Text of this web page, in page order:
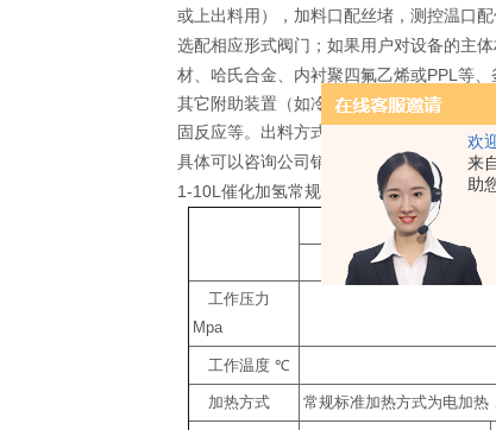
欢
来
助
或上出料用），加料口配丝堵，测控温口
选配相应形式阀门；如果用户对设备的主体
材、哈氏合金、内衬聚四氟乙烯或PPL等、
其它附助装置（如冷凝回流装置、恒压加
固反应等。出料方式有上出料和下出料两
具体可以咨询公司销售部工程师（
1-10L催化加氢常规性能配置表
1
工作压力
Mpa
工作温度 ℃
加热方式 常规标准加热方式为电加